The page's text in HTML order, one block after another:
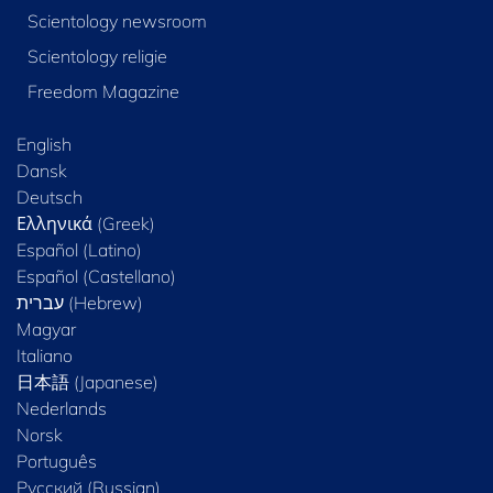
Scientology newsroom
Scientology religie
Freedom Magazine
English
Dansk
Deutsch
Ελληνικά (Greek)
Español (Latino)
Español (Castellano)
Magyar
Italiano
日本語 (Japanese)
Nederlands
Norsk
Português
Русский (Russian)